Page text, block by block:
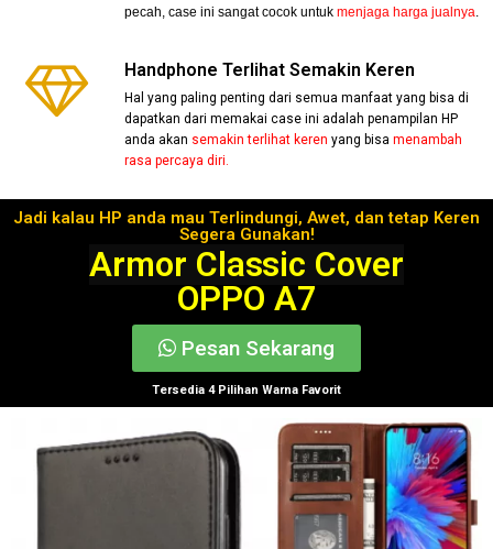
pecah, case ini sangat cocok untukmenjaga harga jualnya.
Handphone Terlihat Semakin Keren
Hal yang paling penting dari semua manfaat yang bisa di
dapatkan dari memakai case ini adalah penampilan HP
anda akan semakin terlihat keren yang bisamenambah
rasa percaya diri.
Jadi kalau HP anda mau Terlindungi, Awet, dan tetap Keren
Segera Gunakan!
Armor Classic Cover
OPPO A7
Pesan Sekarang
Tersedia 4 Pilihan Warna Favorit